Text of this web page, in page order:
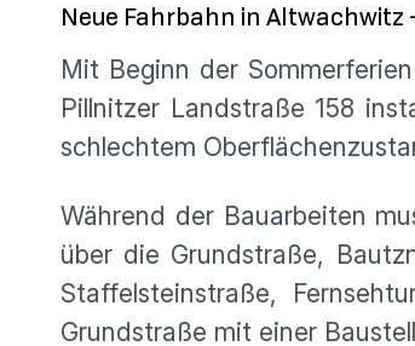
Neue Fahrbahn in
Mit Beginn der
Pillnitzer Landstraße 158
schlechtem
Während der Bauarbeiten
über die Grundstraße,
Staffelsteinstraße,
Grundstraße mit einer